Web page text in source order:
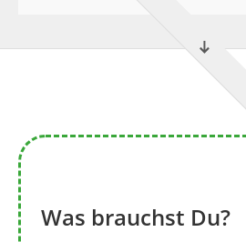
Was brauchst Du?